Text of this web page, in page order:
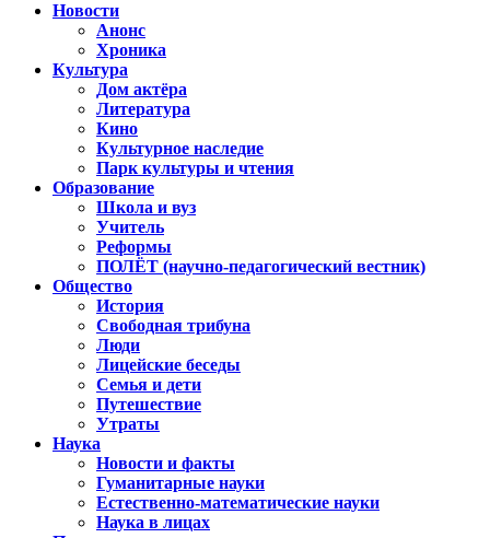
Новости
Анонс
Хроника
Культура
Дом актёра
Литература
Кино
Культурное наследие
Парк культуры и чтения
Образование
Школа и вуз
Учитель
Реформы
ПОЛЁТ (научно-педагогический вестник)
Общество
История
Свободная трибуна
Люди
Лицейские беседы
Семья и дети
Путешествие
Утраты
Наука
Новости и факты
Гуманитарные науки
Естественно-математические науки
Наука в лицах